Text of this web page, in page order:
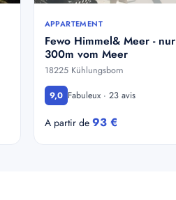
APPARTEMENT
Fewo Himmel& Meer - nur
300m vom Meer
18225 Kühlungsborn
9,0 Fabuleux · 23 avis
A partir de 93 €